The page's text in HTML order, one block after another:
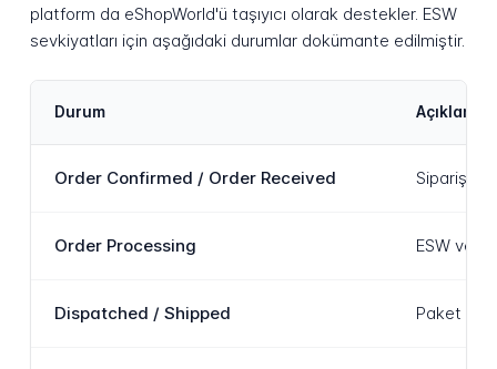
platform da eShopWorld'ü taşıyıcı olarak destekler. ESW
sevkiyatları için aşağıdaki durumlar dokümante edilmiştir.
Durum Açıklama
Order Confirmed / Order Received Sipariş
Order Processing ESW
Dispatched / Shipped Paket